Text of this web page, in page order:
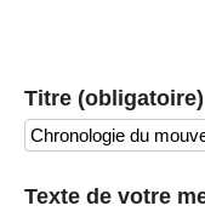
Titre (obligatoire)
Texte de votre